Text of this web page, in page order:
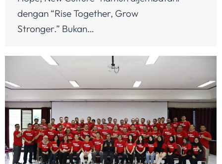
dengan “Rise Together, Grow
Stronger.” Bukan…